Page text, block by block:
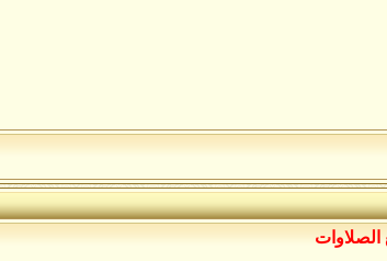
الصلاوات